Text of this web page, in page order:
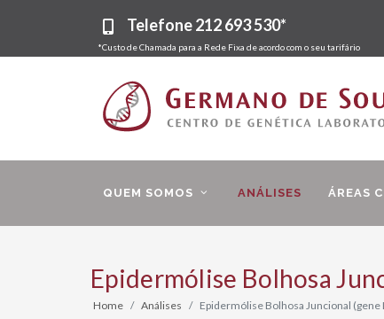
Telefone212 693 530*
*Custo de Chamada para a Rede Fixa de acordo com o seu tarifário
QUEM SOMOS ANÁLISES ÁREAS
Epidermólise Bolhosa
Home Análises Epidermólise Bolhosa Juncional (gene